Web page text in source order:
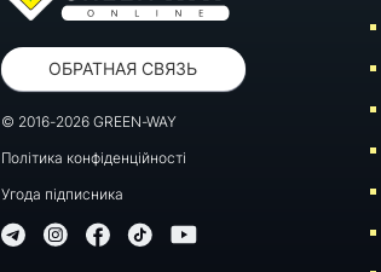
ОБРАТНАЯ СВЯЗЬ
© 2016-2026 GREEN-WAY
Політика конфіденційності
Угода підписника